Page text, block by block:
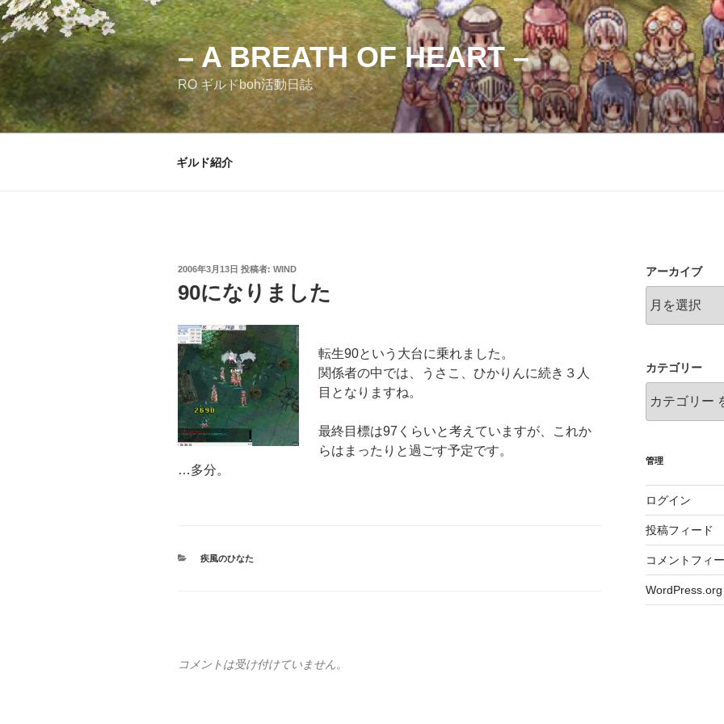
コ
ン
テ
ン
へ
ス
– A BREATH OF HEART –
RO ギルドboh活動日誌
ギルド紹介
投
日:
2006年3月13日 投稿者: WIND
90になりました
転生90という大台に乗れました。
関係者の中では、うさこ、ひかりんに続き３人
目となりますね。
最終目標は97くらいと考えていますが、これか
らはまったりと過ごす予定です。
…多分。
カ
疾風のひなた
コメントは受け付けていません。
アーカイブ
カテゴリー
管理
ログイン
投稿フィード
コメントフィ
WordPress.org